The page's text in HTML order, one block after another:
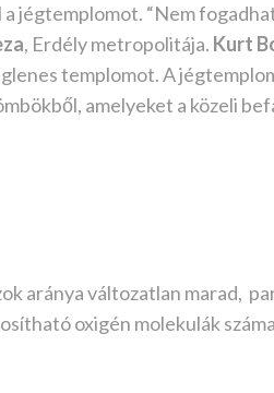
jégtemplomot. “Nem
, Erdély metropolitája. Kurt
templomot. A
amelyeket a közeli
aránya változatlan marad,
oxigén molekulák